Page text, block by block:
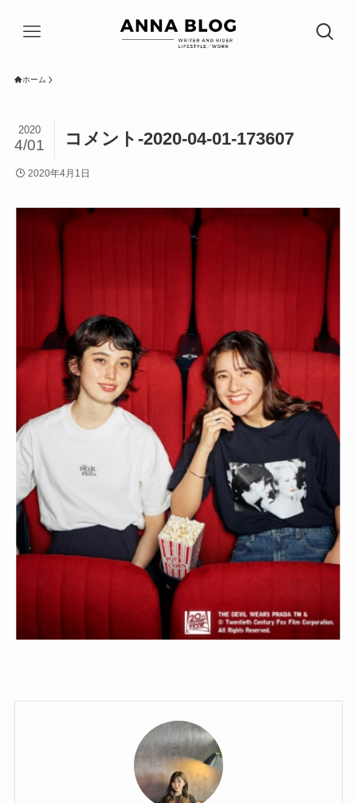
ホーム
コメント-2020-04-01-173607
2020
4/01
2020年4月1日